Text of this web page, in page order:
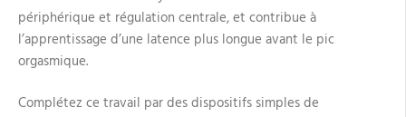
périphérique et régulation centrale, et contribue à
l’apprentissage d’une latence plus longue avant le pic
orgasmique.
Complétez ce travail par des dispositifs simples de